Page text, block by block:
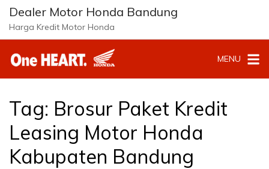
Langsung
konten
Dealer Motor Honda Bandung
Harga Kredit Motor Honda
MENU
Tag: Brosur Paket Kredit
Leasing Motor Honda
Kabupaten Bandung